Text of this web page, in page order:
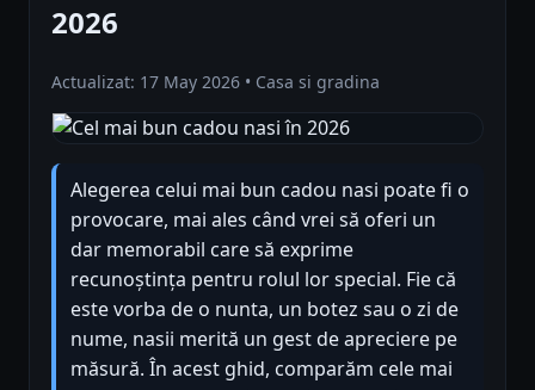
2026
Actualizat: 17 May 2026 • Casa si gradina
Alegerea celui mai bun cadou nasi poate fi o
provocare, mai ales când vrei să oferi un
dar memorabil care să exprime
recunoștința pentru rolul lor special. Fie că
este vorba de o nunta, un botez sau o zi de
nume, nasii merită un gest de apreciere pe
măsură. În acest ghid, comparăm cele mai